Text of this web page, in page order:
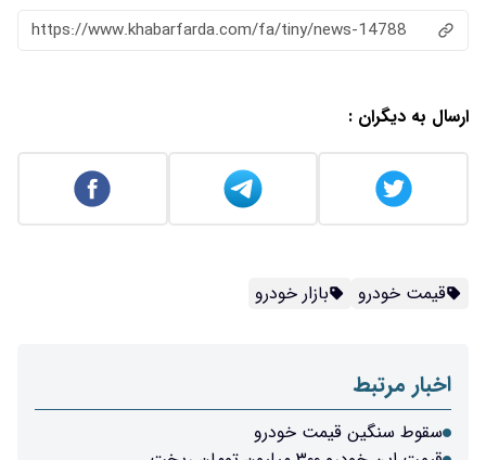
https://www.khabarfarda.com/fa/tiny/news-14788
ارسال به دیگران :
قیمت خودرو بازار خودرو
اخبار مرتبط
سقوط سنگین قیمت خودرو